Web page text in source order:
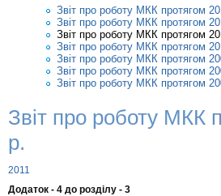
Звіт про роботу МКК протягом
Звіт про роботу МКК протягом
Звіт про роботу МКК протягом
Звіт про роботу МКК протягом
Звіт про роботу МКК протягом
Звіт про роботу МКК протягом
Звіт про роботу МКК протягом
Звіт про роботу МКК
р.
2011
Додаток - 4 до розділу - 3